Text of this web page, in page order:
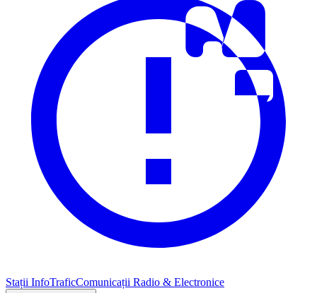
Stații InfoTraficComunicații Radio & Electronice